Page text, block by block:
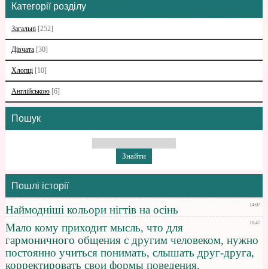
Категорії розділу
Загальні [252]
Дівчата [30]
Хлопці [10]
Англійською [6]
Пошук
Пошлі історії